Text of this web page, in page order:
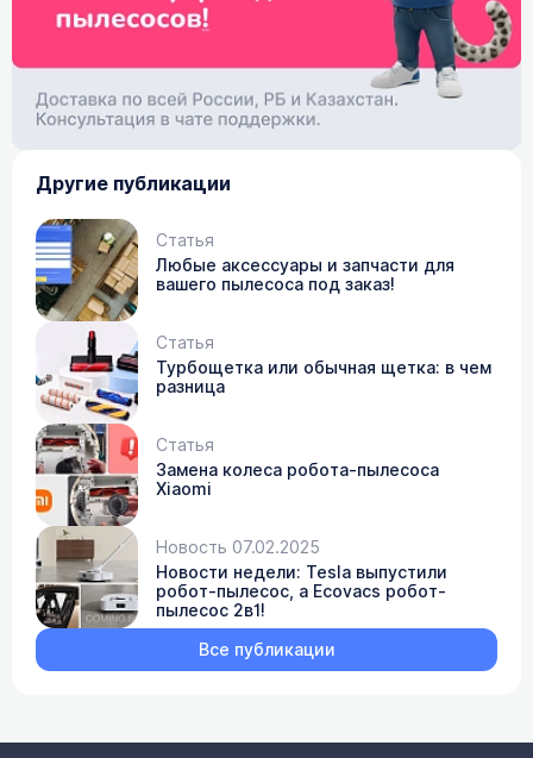
Другие публикации
Статья
Любые аксессуары и запчасти для
вашего пылесоса под заказ!
Статья
Турбощетка или обычная щетка: в чем
разница
Статья
Замена колеса робота-пылесоса
Xiaomi
Новость 07.02.2025
Новости недели: Tesla выпустили
робот-пылесос, а Ecovacs робот-
пылесос 2в1!
Все публикации